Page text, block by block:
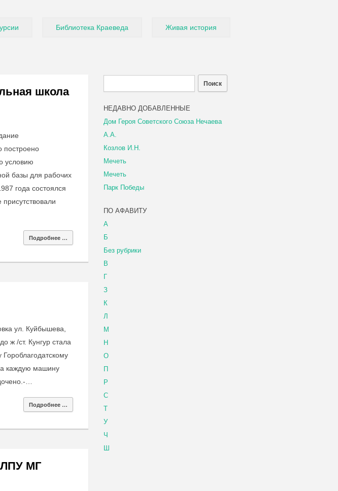
Библиотека Краеведа Живая история
школа
построено
условию
базы для рабочих
года состоялся
Подробнее …
ул. Куйбышева,
ж /ст. Кунгур стала
каждую машину
…
Подробнее …
ЛПУ МГ
НЕДАВНО ДОБАВЛЕННЫЕ
Дом Героя Советского Союза Нечаева
А.А.
Козлов И.Н.
Мечеть
Мечеть
Парк Победы
ПО АФАВИТУ
А
Б
Без рубрики
В
Г
З
К
Л
М
Н
О
П
Р
С
Т
У
Ч
Ш